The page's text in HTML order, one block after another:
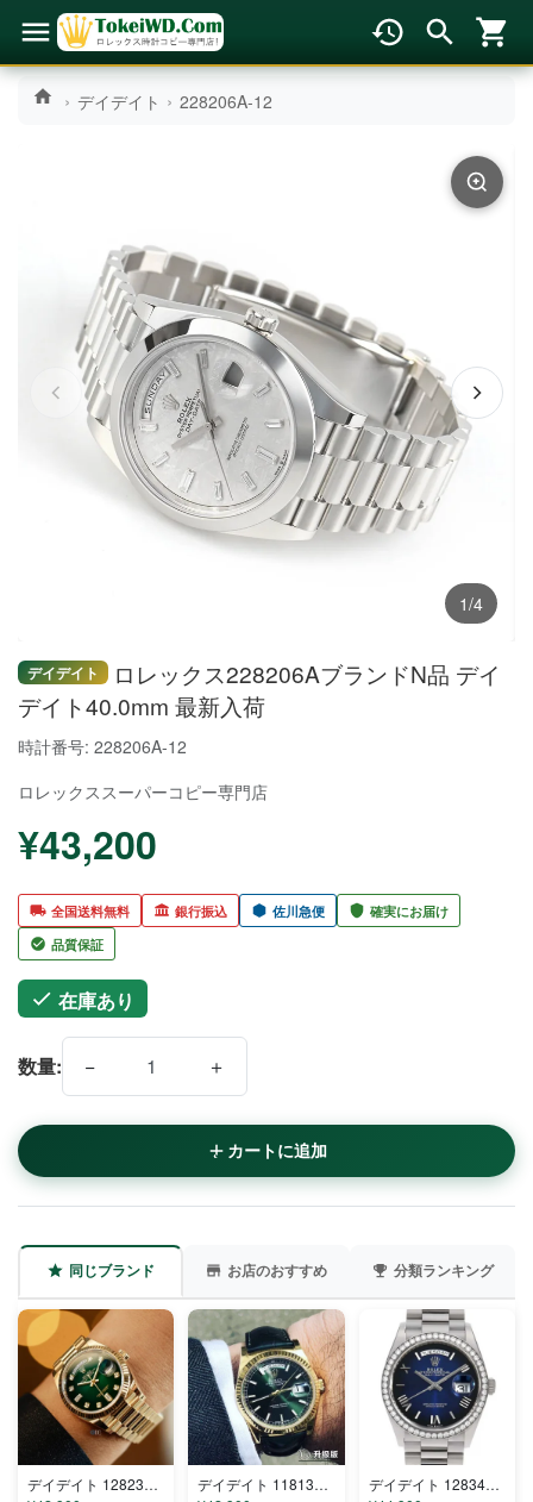
デイデイト 228206A-12
1/4
デイデイト
ロレックス228206AブランドN品 デイ
デイト40.0mm 最新入荷
時計番号: 228206A-12
ロレックススーパーコピー専門店
¥43,200
全国送料無料 銀行振込 佐川急便
確実にお届け
品質保証
在庫あり
数量: − ＋
カートに追加
同じブランド お店のおすすめ 分類ランキング
デイデイト 128238-0130 コピー
デイデイト 118135/118138/118139 コピー
デイデイト 128349RBR コピー